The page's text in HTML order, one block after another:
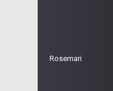
Rosemari